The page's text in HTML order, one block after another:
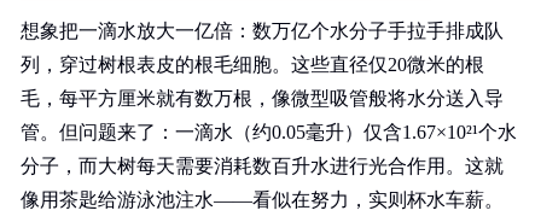
想象把一滴水放大一亿倍：数万亿个水分子手拉手排成队
列，穿过树根表皮的根毛细胞。这些直径仅20微米的根
毛，每平方厘米就有数万根，像微型吸管般将水分送入导
管。但问题来了：一滴水（约0.05毫升）仅含1.67×10²¹个水
分子，而大树每天需要消耗数百升水进行光合作用。这就
像用茶匙给游泳池注水——看似在努力，实则杯水车薪。